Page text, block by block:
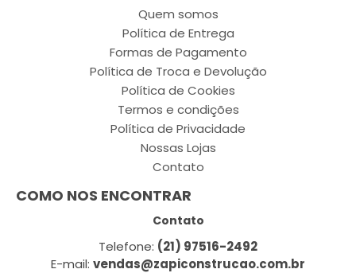
Quem somos
Política de Entrega
Formas de Pagamento
Política de Troca e Devolução
Política de Cookies
Termos e condições
Política de Privacidade
Nossas Lojas
Contato
COMO NOS ENCONTRAR
Contato
Telefone: (21) 97516-2492
E-mail: vendas@zapiconstrucao.com.br